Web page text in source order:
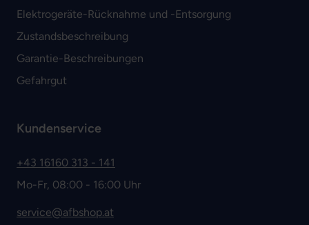
Elektrogeräte-Rücknahme und -Entsorgung
Zustandsbeschreibung
Garantie-Beschreibungen
Gefahrgut
Kundenservice
+43 16160 313 - 141
Mo-Fr, 08:00 - 16:00 Uhr
service@afbshop.at